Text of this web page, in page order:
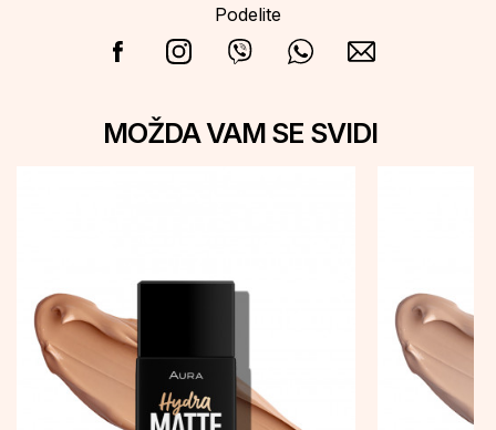
Podelite
MOŽDA VAM SE SVIDI